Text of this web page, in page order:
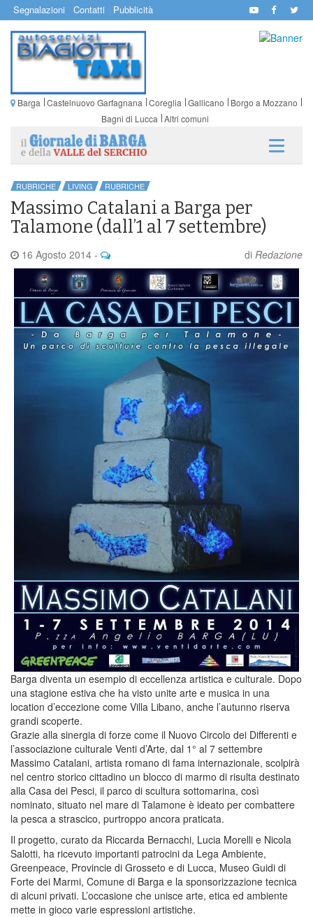
Segnalazioni Contatti Pubblicità
Barga Castelnuovo Garfagnana Coreglia Gallicano
Borgo a Mozzano
Bagni di Lucca Altri comuni
RUBRICHE LIVING RUBRICHE
Massimo Catalani a Barga per
Talamone (dall’1 al 7 settembre)
16 Agosto 2014 - di Redazione
Barga diventa un esempio di eccellenza artistica e culturale. Dopo
una stagione estiva che ha visto unite arte e musica in una
location d’eccezione come Villa Libano, anche l’autunno riserva
grandi scoperte.
Grazie alla sinergia di forze come il Nuovo Circolo dei Differenti e
l’associazione culturale Venti d’Arte, dal 1° al 7 settembre
Massimo Catalani, artista romano di fama internazionale, scolpirà
nel centro storico cittadino un blocco di marmo di risulta destinato
alla Casa dei Pesci, il parco di scultura sottomarina, così
nominato, situato nel mare di Talamone è ideato per combattere
la pesca a strascico, purtroppo ancora praticata.
Il progetto, curato da Riccarda Bernacchi, Lucia Morelli e Nicola
Salotti, ha ricevuto importanti patrocini da Lega Ambiente,
Greenpeace, Provincie di Grosseto e di Lucca, Museo Guidi di
Forte dei Marmi, Comune di Barga e la sponsorizzazione tecnica
di alcuni privati. L’occasione che unisce arte, etica ed ambiente
mette in gioco varie espressioni artistiche.